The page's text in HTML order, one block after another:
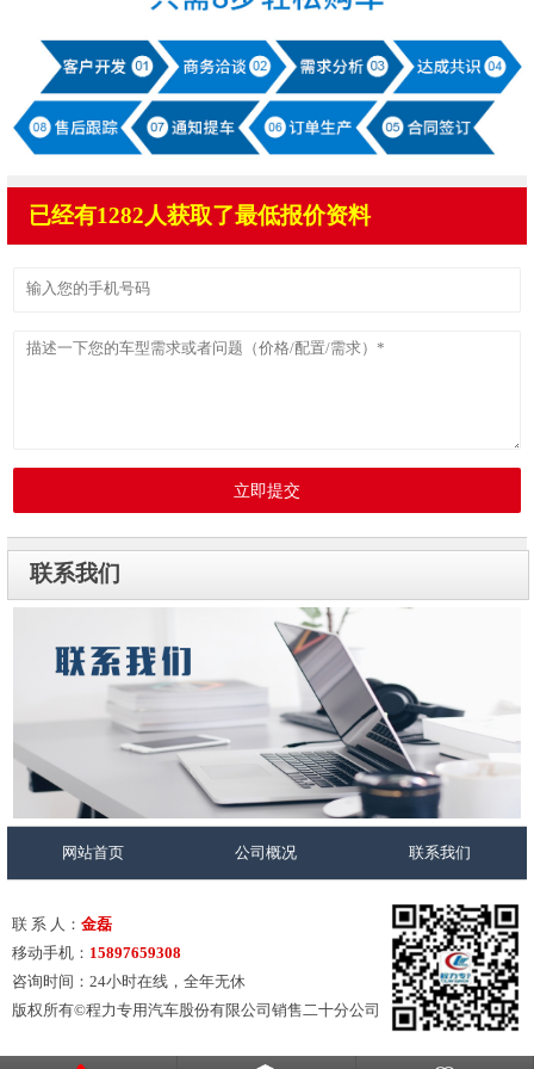
已经有1282人获取了最低报价资料
立即提交
联系我们
网站首页 公司概况 联系我们
联 系 人： 金磊
移动手机： 15897659308
咨询时间：24小时在线，全年无休
版权所有©程力专用汽车股份有限公司销售二十分公司